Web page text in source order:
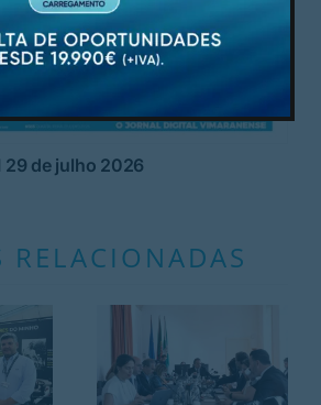
29 de julho 2026
RELACIONADAS